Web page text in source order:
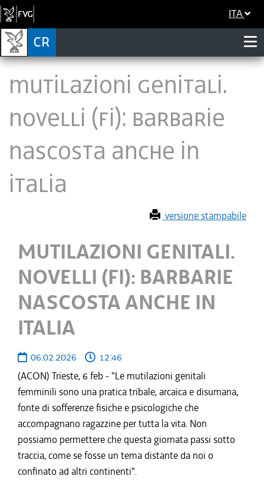
ITA
MUTILAZIONI GENITALI.
NOVELLI (FI): BARBARIE
NASCOSTA ANCHE IN
ITALIA
versione stampabile
MUTILAZIONI GENITALI.
NOVELLI (FI): BARBARIE
NASCOSTA ANCHE IN
ITALIA
06.02.2026
12:46
(ACON) Trieste, 6 feb - "Le mutilazioni genitali
femminili sono una pratica tribale, arcaica e disumana,
fonte di sofferenze fisiche e psicologiche che
accompagnano ragazzine per tutta la vita. Non
possiamo permettere che questa giornata passi sotto
traccia, come se fosse un tema distante da noi o
confinato ad altri continenti".